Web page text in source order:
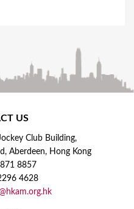
US
Club Building,
Aberdeen, Hong Kong
8857
4628